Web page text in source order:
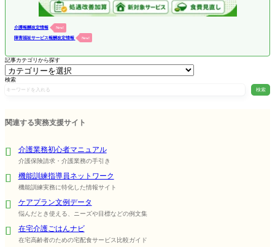
介護報酬改定情報 New!
障害福祉サービス報酬改定情報 New!
記事カテゴリから探す
検索
検索
関連する実務支援サイト
介護業務初心者マニュアル
介護保険請求・介護業務の手引き
機能訓練指導員ネットワーク
機能訓練実務に特化した情報サイト
ケアプラン文例データ
悩んだとき使える、ニーズや目標などの例文集
在宅介護ごはんナビ
在宅高齢者のための宅配食サービス比較ガイド